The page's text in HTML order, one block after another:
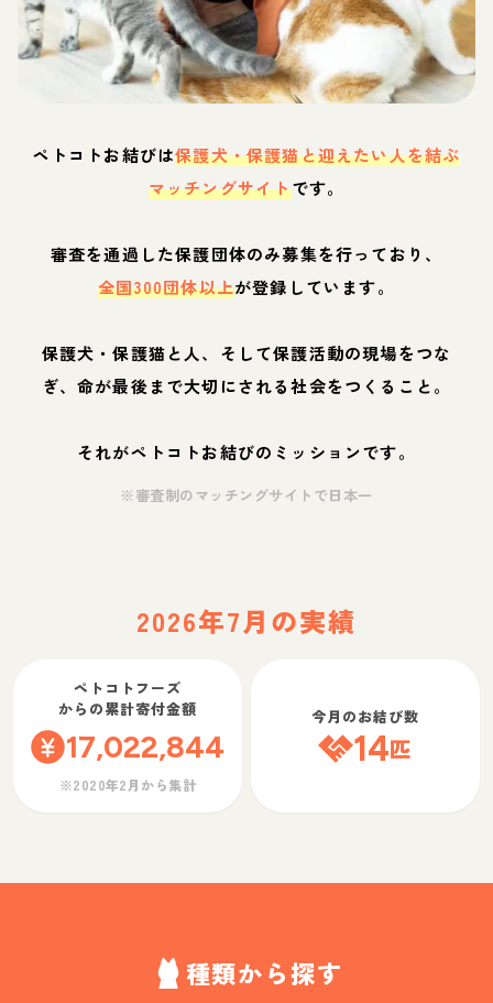
ペトコトお結びは保護犬・保護猫と迎えたい人を結ぶ
マッチングサイトです。
審査を通過した保護団体のみ募集を行っており、
全国300団体以上が登録しています。
保護犬・保護猫と人、そして保護活動の現場をつな
ぎ、命が最後まで大切にされる社会をつくること。
それがペトコトお結びのミッションです。
※審査制のマッチングサイトで日本一
2026年7月の実績
ペトコトフーズ
からの累計寄付金額
17,022,844
※2020年2月から集計
今月のお結び数
14匹
種類から探す